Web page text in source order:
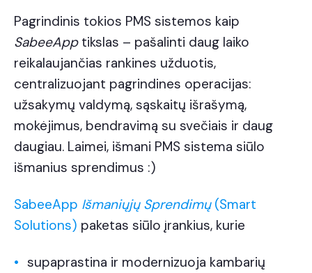
Pagrindinis tokios PMS sistemos kaip
SabeeApptikslas – pašalinti daug laiko
reikalaujančias rankines užduotis,
centralizuojant pagrindines operacijas:
užsakymų valdymą, sąskaitų išrašymą,
mokėjimus, bendravimą su svečiais ir daug
daugiau. Laimei, išmani PMS sistema siūlo
išmanius sprendimus :)
SabeeApp Išmaniųjų Sprendimų(Smart
Solutions) paketas siūlo įrankius, kurie
supaprastina ir modernizuoja kambarių